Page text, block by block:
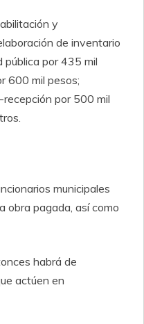
y
de inventario
pública por 435 mil
600 mil pesos;
por 500 mil
municipales
obra pagada, así como
habrá de
actúen en